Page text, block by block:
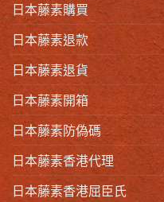
日本藤素購買
日本藤素退款
日本藤素退貨
日本藤素開箱
日本藤素防偽碼
日本藤素香港代理
日本藤素香港屈臣氏